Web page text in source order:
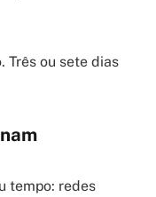
Três ou sete dias
tempo: redes